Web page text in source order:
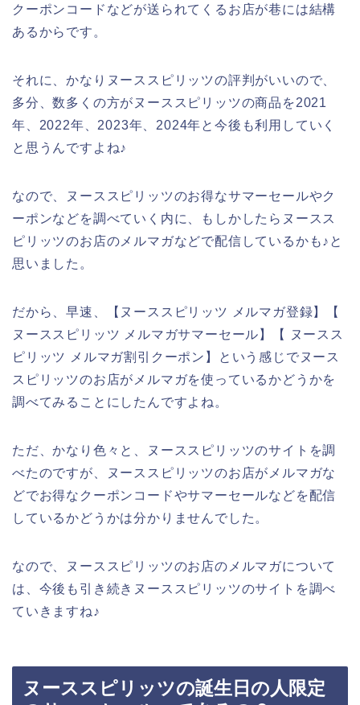
クーポンコードなどが送られてくるお店が巷には結構
あるからです。
それに、かなりヌーススピリッツの評判がいいので、
多分、数多くの方がヌーススピリッツの商品を2021
年、2022年、2023年、2024年と今後も利用していく
と思うんですよね♪
なので、ヌーススピリッツのお得なサマーセールやク
ーポンなどを調べていく内に、もしかしたらヌースス
ピリッツのお店のメルマガなどで配信しているかも♪と
思いました。
だから、早速、【ヌーススピリッツ メルマガ登録】【
ヌーススピリッツ メルマガサマーセール】【 ヌースス
ピリッツ メルマガ割引クーポン】という感じでヌース
スピリッツのお店がメルマガを使っているかどうかを
調べてみることにしたんですよね。
ただ、かなり色々と、ヌーススピリッツのサイトを調
べたのですが、ヌーススピリッツのお店がメルマガな
どでお得なクーポンコードやサマーセールなどを配信
しているかどうかは分かりませんでした。
なので、ヌーススピリッツのお店のメルマガについて
は、今後も引き続きヌーススピリッツのサイトを調べ
ていきますね♪
ヌーススピリッツの誕生日の人限定